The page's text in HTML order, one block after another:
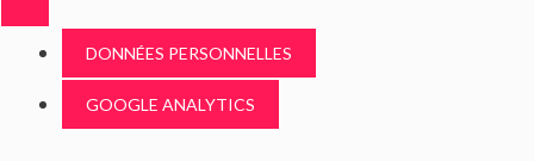
DONNÉES PERSONNELLES
GOOGLE ANALYTICS